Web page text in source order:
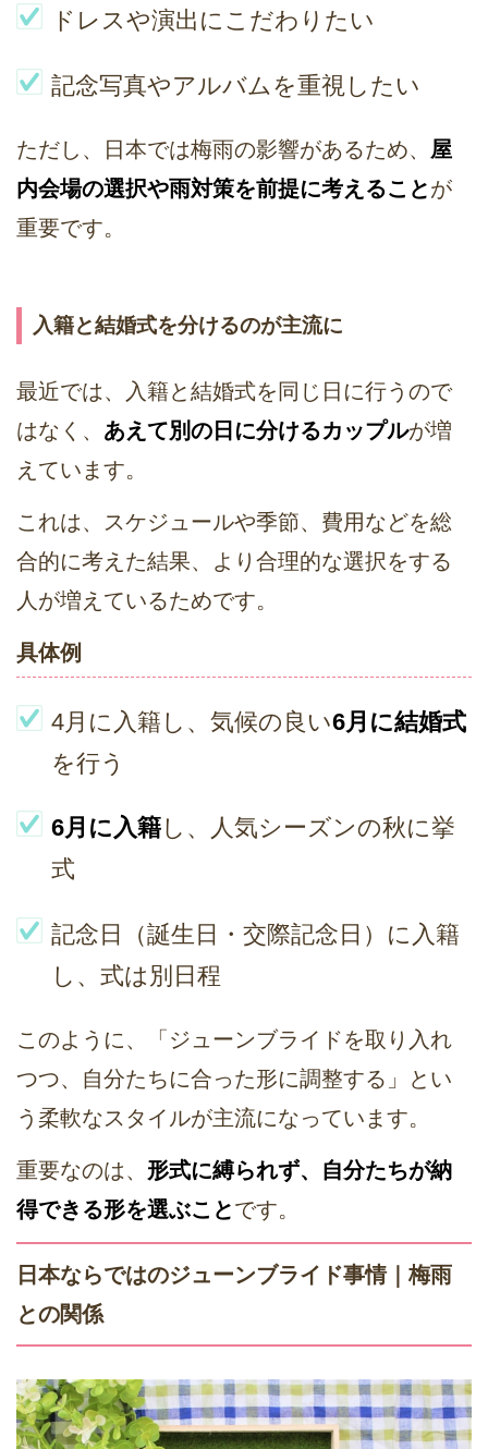
ドレスや演出にこだわりたい
記念写真やアルバムを重視したい
ただし、日本では梅雨の影響があるため、 屋
内会場の選択や雨対策を前提に考えることが
重要です。
入籍と結婚式を分けるのが主流に
最近では、入籍と結婚式を同じ日に行うので
はなく、 あえて別の日に分けるカップルが増
えています。
これは、スケジュールや季節、費用などを総
合的に考えた結果、より合理的な選択をする
人が増えているためです。
具体例
4月に入籍し、気候の良い6月に結婚式
を行う
6月に入籍し、人気シーズンの秋に挙
式
記念日（誕生日・交際記念日）に入籍
し、式は別日程
このように、「ジューンブライドを取り入れ
つつ、自分たちに合った形に調整する」とい
う柔軟なスタイルが主流になっています。
重要なのは、 形式に縛られず、自分たちが納
得できる形を選ぶことです。
日本ならではのジューンブライド事情｜梅雨
との関係